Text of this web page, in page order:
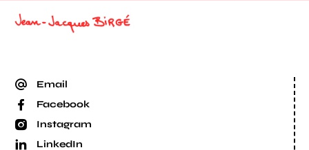
Email
Facebook
Instagram
LinkedIn